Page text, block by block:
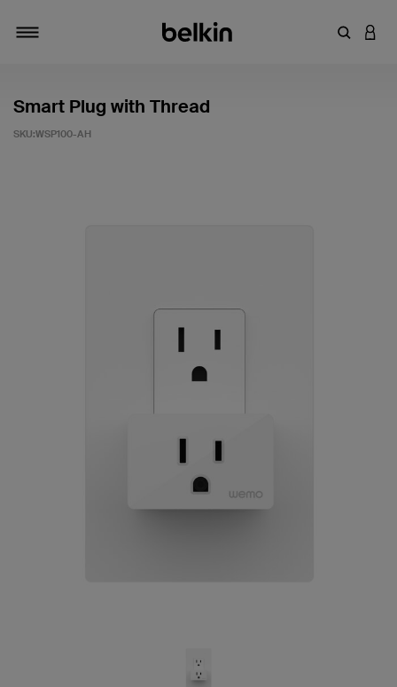
輸入關鍵
登入
Smart Plug with Thread
SKU:WSP100-AH